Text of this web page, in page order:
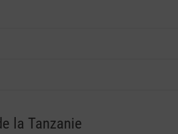
la Tanzanie